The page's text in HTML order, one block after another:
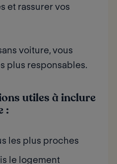
et rassurer vos
voiture, vous
plus responsables.
utiles à inclure
:
les plus proches
le logement